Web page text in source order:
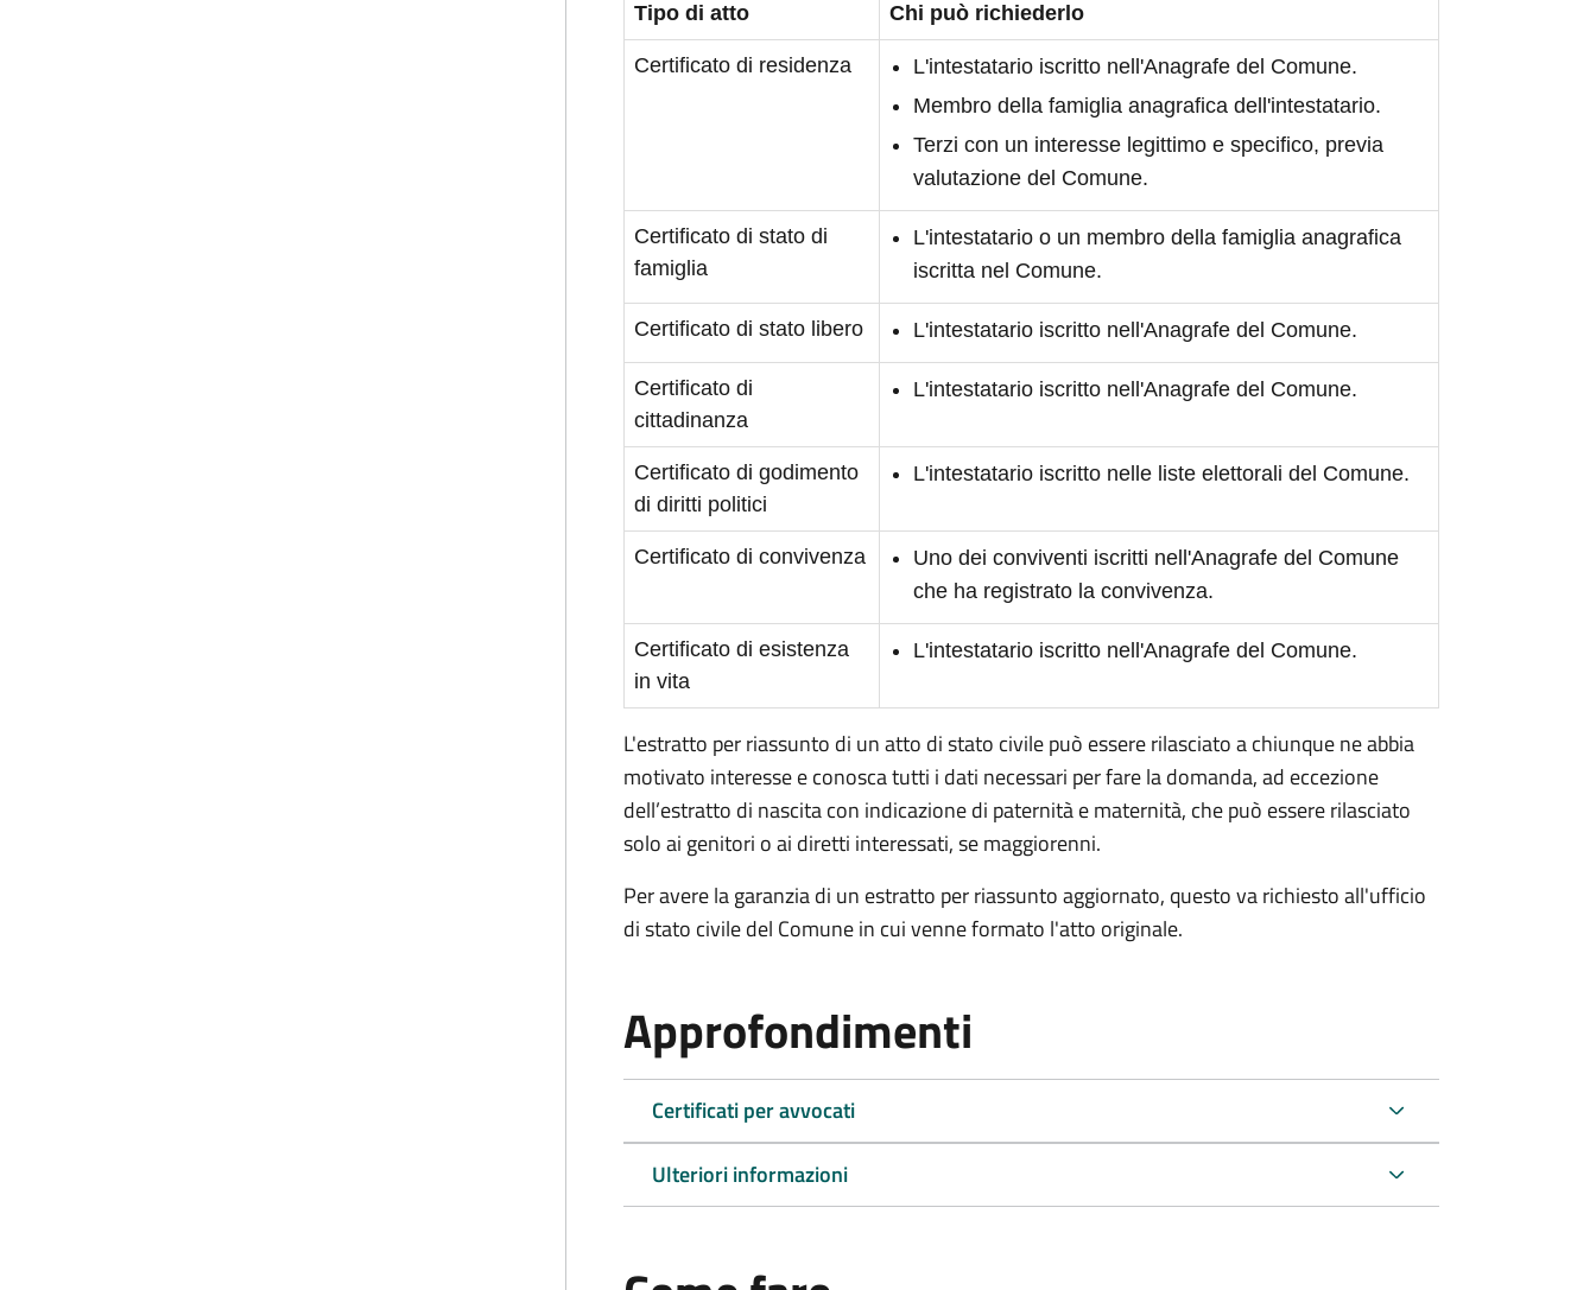
Tipo di atto Chi può richiederlo
Certificato di residenza
L'intestatario iscritto nell'Anagrafe del Comune.
Membro della famiglia anagrafica dell'intestatario.
Terzi con un interesse legittimo e specifico, previa
valutazione del Comune.
Certificato di stato di
famiglia
L'intestatario o un membro della famiglia anagrafica
iscritta nel Comune.
Certificato di stato libero L'intestatario iscritto nell'Anagrafe del Comune.
Certificato di
cittadinanza
L'intestatario iscritto nell'Anagrafe del Comune.
Certificato di godimento
di diritti politici
L'intestatario iscritto nelle liste elettorali del Comune.
Certificato di convivenza
Uno dei conviventi iscritti nell'Anagrafe del Comune
che ha registrato la convivenza.
Certificato di esistenza
in vita
L'intestatario iscritto nell'Anagrafe del Comune.
L'estratto per riassunto di un atto di stato civile può essere rilasciato a chiunque ne abbia
motivato interesse e conosca tutti i dati necessari per fare la domanda, ad eccezione
dell’estratto di nascita con indicazione di paternità e maternità, che può essere rilasciato
solo ai genitori o ai diretti interessati, se maggiorenni.
Per avere la garanzia di un estratto per riassunto aggiornato, questo va richiesto all'ufficio
di stato civile del Comune in cui venne formato l'atto originale.
Approfondimenti
Certificati per avvocati
Ulteriori informazioni